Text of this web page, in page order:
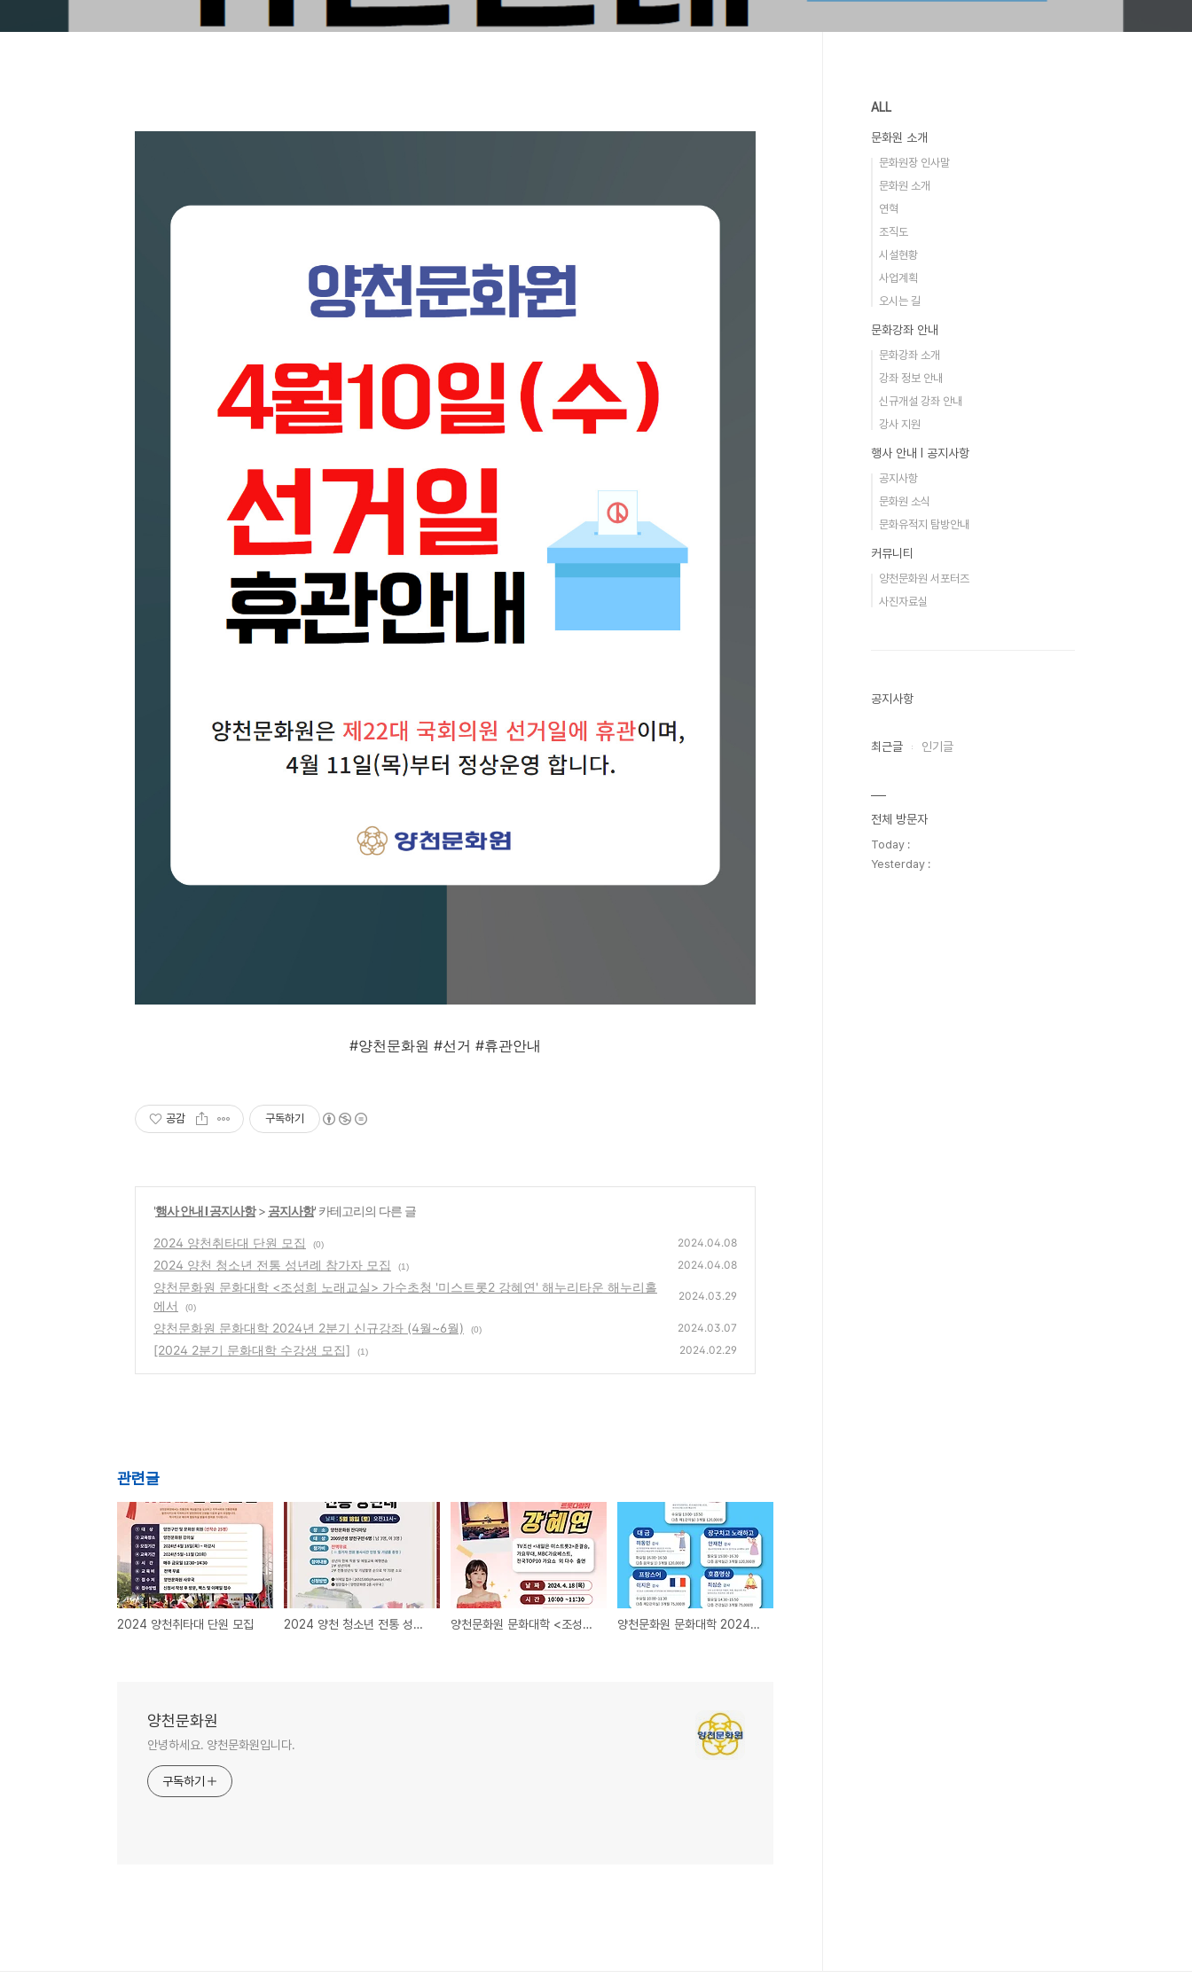
#양천문화원 #선거 #휴관안내
공감 구독하기
'행사 안내 Ι 공지사항> 공지사항' 카테고리의 다른 글
2024 양천취타대 단원 모집 (0) 2024.04.08
2024 양천 청소년 전통 성년례 참가자 모집 (1) 2024.04.08
양천문화원 문화대학 <조성희 노래교실> 가수초청 '미스트롯2 강혜연' 해누리타운 해누리홀
에서
(0)
2024.03.29
양천문화원 문화대학 2024년 2분기 신규강좌 (4월~6월) (0) 2024.03.07
[2024 2분기 문화대학 수강생 모집] (1) 2024.02.29
관련글
2024 양천취타대 단원 모집 2024 양천 청소년 전통 성년례 참가자 모집 양천문화원 문화대학 <조성희 노래교실> 가수초청 '미스트롯2 강혜연' 해누리타운 해누리홀에서 양천문화원 문화대학 2024년 2분기 신규강좌 (4월~6월)
양천문화원
안녕하세요. 양천문화원입니다.
구독하기
ALL
문화원 소개
문화원장 인사말
문화원 소개
연혁
조직도
시설현황
사업계획
오시는 길
문화강좌 안내
문화강좌 소개
강좌 정보 안내
신규개설 강좌 안내
강사 지원
행사 안내 Ι 공지사항
공지사항
문화원 소식
문화유적지 탐방안내
커뮤니티
양천문화원 서포터즈
사진자료실
공지사항
최근글 인기글
전체 방문자
Today :
Yesterday :